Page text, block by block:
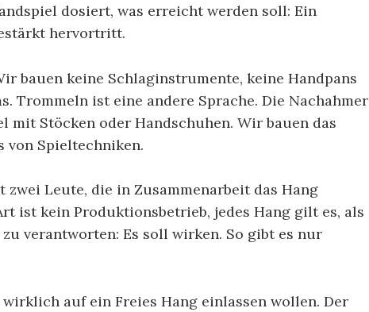
dosiert, was erreicht werden soll: Ein
hervortritt.
bauen keine Schlaginstrumente, keine Handpans
Trommeln ist eine andere Sprache. Die Nachahmer
mit Stöcken oder Handschuhen. Wir bauen das
von Spieltechniken.
zwei Leute, die in Zusammenarbeit das Hang
ist kein Produktionsbetrieb, jedes Hang gilt es, als
verantworten: Es soll wirken. So gibt es nur
auf ein Freies Hang einlassen wollen. Der